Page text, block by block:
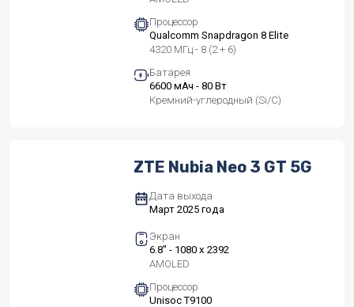
Процессор
Qualcomm Snapdragon 8 Elite
4320 МГц - 8 (2 + 6)
Батарея
6600 мАч - 80 Вт
Кремний-углеродный (Si/C)
ZTE Nubia Neo 3 GT 5G
Дата выхода
Март 2025 года
Экран
6.8" - 1080 x 2392
AMOLED
Процессор
Unisoc T9100